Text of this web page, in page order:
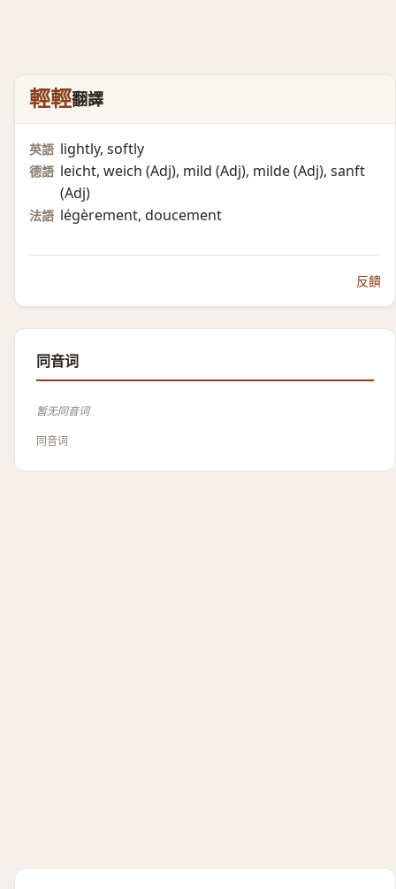
輕輕翻譯
英語 lightly, softly
德語 leicht, weich (Adj)​, mild (Adj)​, milde (Adj)​, sanft
(Adj)​
法語 légèrement, doucement
反饋
同音词
暂无同音词
同音词